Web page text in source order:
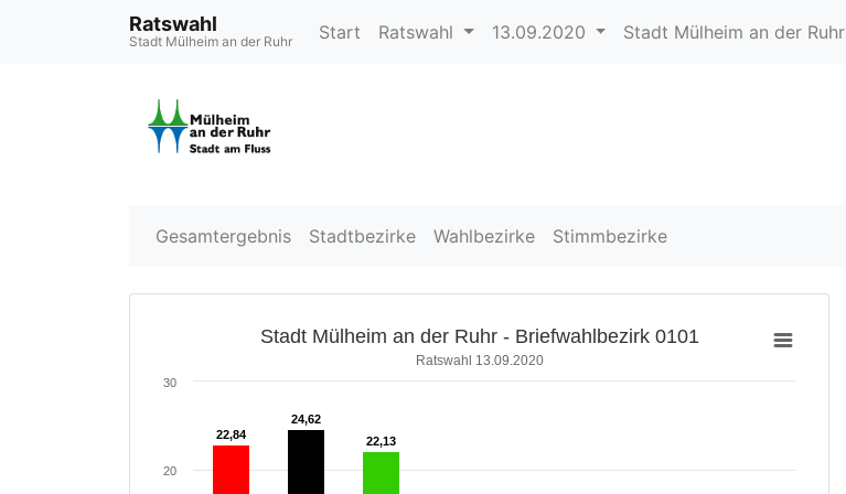
Ratswahl
Stadt Mülheim an der Ruhr Start Ratswahl 13.09.2020 Stadt Mülheim an der Ruhr
Gesamtergebnis Stadtbezirke Wahlbezirke Stimmbezirke
Stadt Mülheim an der Ruhr - Briefwahlbezirk 0101
Ratswahl 13.09.2020
22,84
22,84
24,62
24,62
22,13
22,13
20
30